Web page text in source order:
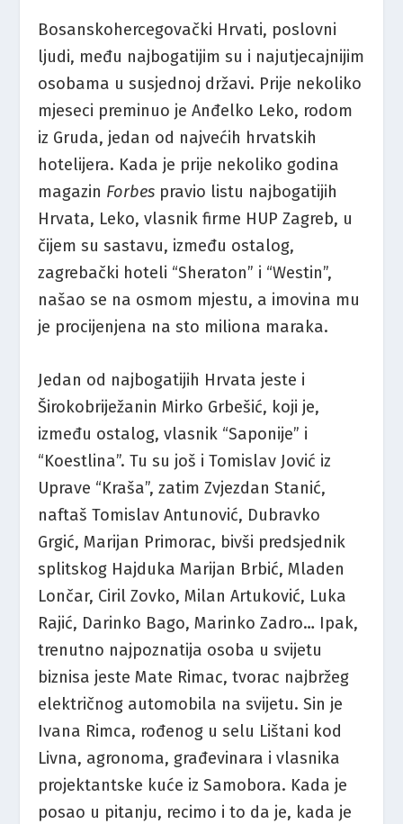
Bosanskohercegovački Hrvati, poslovni
ljudi, među najbogatijim su i najutjecajnijim
osobama u susjednoj državi. Prije nekoliko
mjeseci preminuo je Anđelko Leko, rodom
iz Gruda, jedan od najvećih hrvatskih
hotelijera. Kada je prije nekoliko godina
magazin Forbes pravio listu najbogatijih
Hrvata, Leko, vlasnik firme HUP Zagreb, u
čijem su sastavu, između ostalog,
zagrebački hoteli “Sheraton” i “Westin”,
našao se na osmom mjestu, a imovina mu
je procijenjena na sto miliona maraka.
Jedan od najbogatijih Hrvata jeste i
Širokobriježanin Mirko Grbešić, koji je,
između ostalog, vlasnik “Saponije” i
“Koestlina”. Tu su još i Tomislav Jović iz
Uprave “Kraša”, zatim Zvjezdan Stanić,
naftaš Tomislav Antunović, Dubravko
Grgić, Marijan Primorac, bivši predsjednik
splitskog Hajduka Marijan Brbić, Mladen
Lončar, Ciril Zovko, Milan Artuković, Luka
Rajić, Darinko Bago, Marinko Zadro… Ipak,
trenutno najpoznatija osoba u svijetu
biznisa jeste Mate Rimac, tvorac najbržeg
električnog automobila na svijetu. Sin je
Ivana Rimca, rođenog u selu Lištani kod
Livna, agronoma, građevinara i vlasnika
projektantske kuće iz Samobora. Kada je
posao u pitanju, recimo i to da je, kada je